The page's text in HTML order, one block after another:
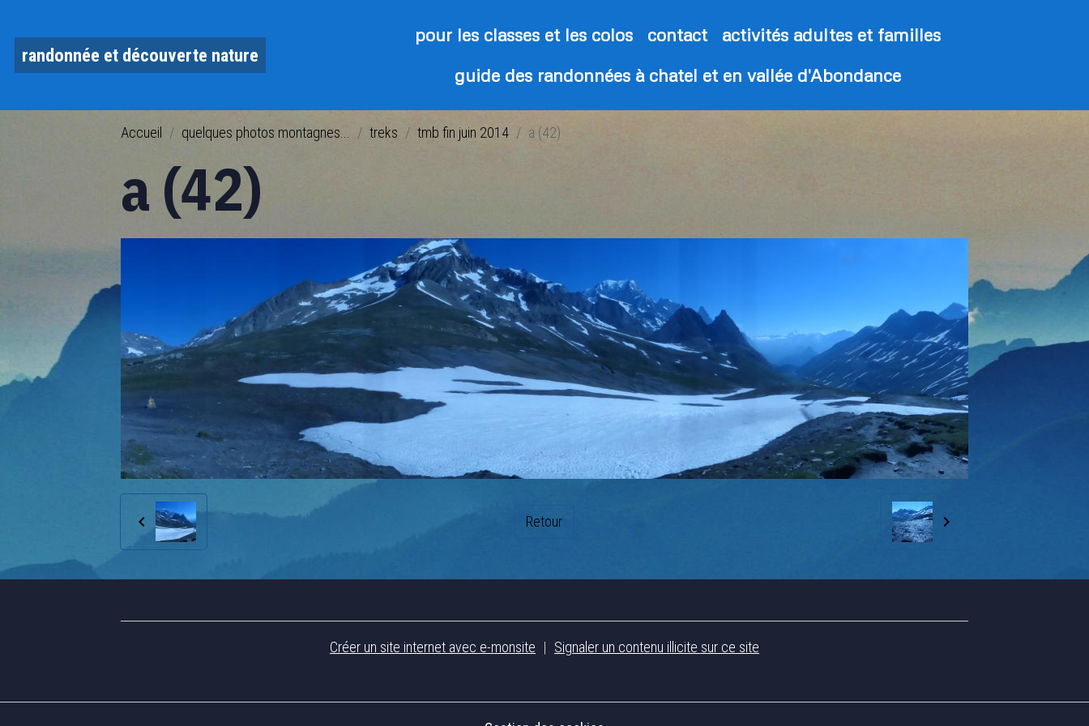
randonnée et découverte nature
pour les classes et les colos contact
activités adultes et familles
guide des randonnées à chatel et en vallée d'Abondance
Accueil quelques photos montagnes... treks tmb fin juin 2014 a (42)
a (42)
Retour
Créer un site internet avec e-monsite Signaler un contenu illicite sur ce site